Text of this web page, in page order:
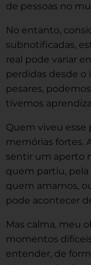
de pessoas no
No entanto,
subnotificadas,
real pode variar
perdidas desde o
pesares,
tivemos
Quem viveu
memórias fortes.
sentir um aperto
quem partiu, pela
quem amamos,
pode acontecer
Mas calma, meu
momentos
entender, de